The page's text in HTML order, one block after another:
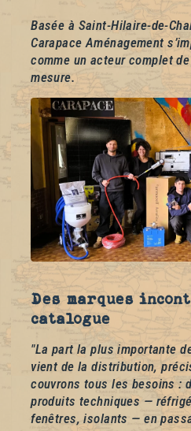
Basée à Saint-Hilaire-de-
Carapace Aménagement
comme un acteur complet
mesure.
Des marques
catalogue
"La part la plus importante
vient de la distribution,
couvrons tous les besoins :
produits techniques —
fenêtres, isolants — en